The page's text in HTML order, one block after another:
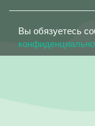
Вы обязуетесь